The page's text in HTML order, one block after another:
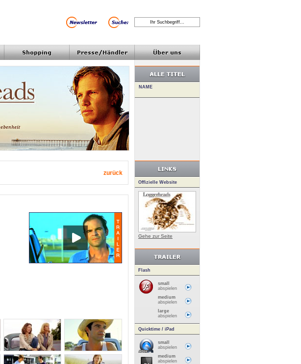
zurück
Offizielle Website
Gehe zur Seite
Flash
small
abspielen
medium
abspielen
large
abspielen
Quicktime / iPad
small
abspielen
medium
abspielen